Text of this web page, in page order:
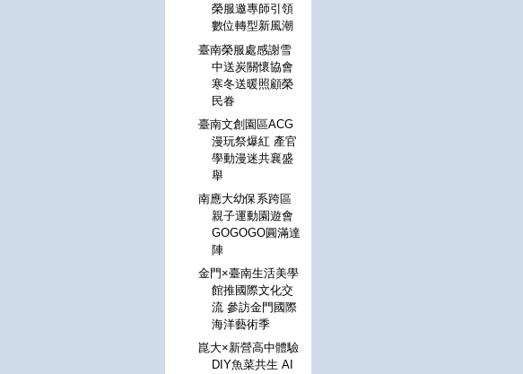
榮服邀專師引領
數位轉型新風潮
臺南榮服處感謝雪
中送炭關懷協會
寒冬送暖照顧榮
民眷
臺南文創園區ACG
漫玩祭爆紅 產官
學動漫迷共襄盛
舉
南應大幼保系跨區
親子運動園遊會
GOGOGO圓滿達
陣
金門×臺南生活美學
館推國際文化交
流 參訪金門國際
海洋藝術季
崑大×新營高中體驗
DIY魚菜共生 AI